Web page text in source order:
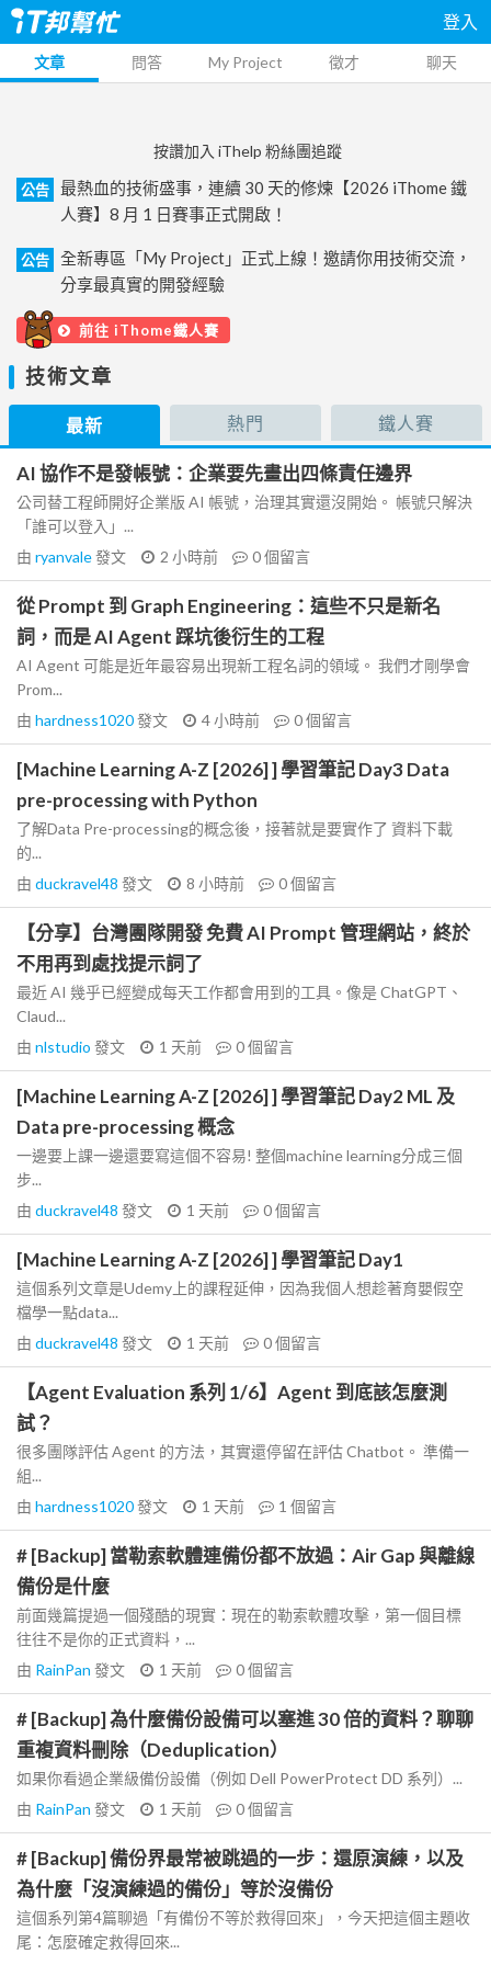
登入
文章 問答 My Project 徵才 聊天
按讚加入 iThelp 粉絲團追蹤
公告
最熱血的技術盛事，連續 30 天的修煉【2026 iThome 鐵
人賽】8 月 1 日賽事正式開啟！
公告
全新專區「My Project」正式上線！邀請你用技術交流，
分享最真實的開發經驗
前往 iThome鐵人賽
技術文章
最新 熱門 鐵人賽
AI 協作不是發帳號：企業要先畫出四條責任邊界
公司替工程師開好企業版 AI 帳號，治理其實還沒開始。 帳號只解決
「誰可以登入」...
由 ryanvale發文 2 小時前 0個留言
從 Prompt 到 Graph Engineering：這些不只是新名
詞，而是 AI Agent 踩坑後衍生的工程
AI Agent 可能是近年最容易出現新工程名詞的領域。 我們才剛學會
Prom...
由 hardness1020發文 4 小時前 0個留言
[Machine Learning A-Z [2026] ] 學習筆記 Day3 Data
pre-processing with Python
了解Data Pre-processing的概念後，接著就是要實作了 資料下載
的...
由 duckravel48 發文 8 小時前 0個留言
【分享】台灣團隊開發 免費 AI Prompt 管理網站，終於
不用再到處找提示詞了
最近 AI 幾乎已經變成每天工作都會用到的工具。像是 ChatGPT、
Claud...
由 nlstudio 發文 1 天前 0個留言
[Machine Learning A-Z [2026] ] 學習筆記 Day2 ML 及
Data pre-processing 概念
一邊要上課一邊還要寫這個不容易! 整個machine learning分成三個
步...
由 duckravel48 發文 1 天前 0個留言
[Machine Learning A-Z [2026] ] 學習筆記 Day1
這個系列文章是Udemy上的課程延伸，因為我個人想趁著育嬰假空
檔學一點data...
由 duckravel48 發文 1 天前 0個留言
【Agent Evaluation 系列 1/6】Agent 到底該怎麼測
試？
很多團隊評估 Agent 的方法，其實還停留在評估 Chatbot。 準備一
組...
由 hardness1020發文 1 天前 1 個留言
# [Backup] 當勒索軟體連備份都不放過：Air Gap 與離線
備份是什麼
前面幾篇提過一個殘酷的現實：現在的勒索軟體攻擊，第一個目標
往往不是你的正式資料，...
由 RainPan 發文 1 天前 0個留言
# [Backup] 為什麼備份設備可以塞進 30 倍的資料？聊聊
重複資料刪除（Deduplication）
如果你看過企業級備份設備（例如 Dell PowerProtect DD 系列）...
由 RainPan 發文 1 天前 0個留言
# [Backup] 備份界最常被跳過的一步：還原演練，以及
為什麼「沒演練過的備份」等於沒備份
這個系列第4篇聊過「有備份不等於救得回來」，今天把這個主題收
尾：怎麼確定救得回來...